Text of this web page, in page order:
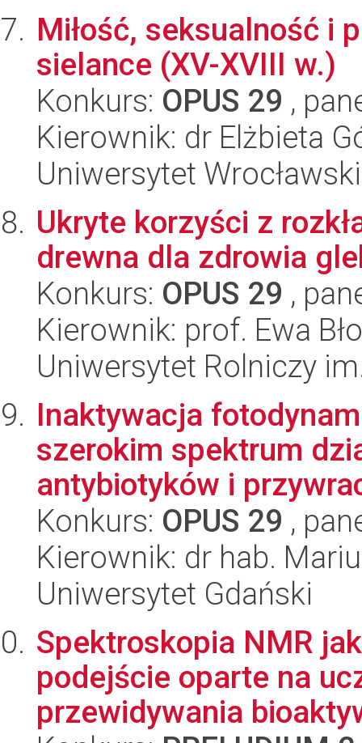
Miłość, seksualność i
sielance (XV-XVIII w.)
Konkurs: OPUS 29 ,
Kierownik: dr Elżbieta
Uniwersytet Wrocławski
Ukryte korzyści z
drewna dla zdrowia
Konkurs: OPUS 29 ,
Kierownik: prof. Ewa
Uniwersytet Rolniczy
Inaktywacja
szerokim spektrum
antybiotyków i
Konkurs: OPUS 29 ,
Kierownik: dr hab.
Uniwersytet Gdański
Spektroskopia NMR
podejście oparte na
przewidywania